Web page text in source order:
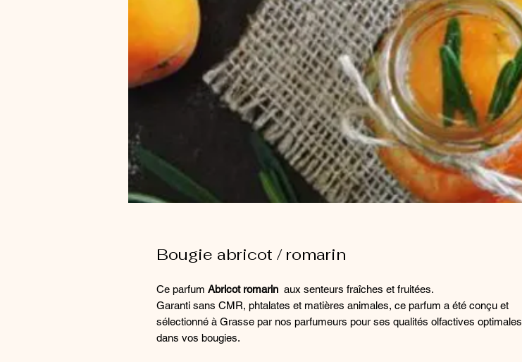
Bougie abricot / romarin
Ce parfum Abricot romarin aux senteurs fraîches et fruitées.
Garanti sans CMR, phtalates et matières animales, ce parfum a été conçu et
sélectionné à Grasse par nos parfumeurs pour ses qualités olfactives optimales
dans vos bougies.